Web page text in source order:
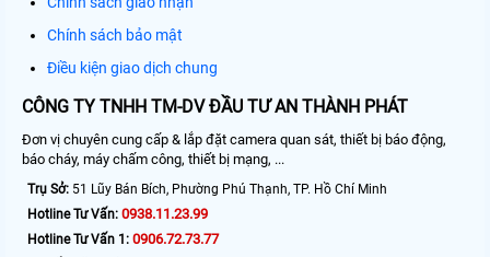
Chính sách bảo mật
Điều kiện giao dịch chung
CÔNG TY TNHH TM-DV ĐẦU TƯ AN THÀNH PHÁT
Đơn vị chuyên cung cấp & lắp đặt camera quan sát, thiết bị báo động,
báo cháy, máy chấm công, thiết bị mạng, ...
Trụ Sở: 51 Lũy Bán Bích, Phường Phú Thạnh, TP. Hồ Chí Minh
Hotline Tư Vấn: 0938.11.23.99
Hotline Tư Vấn 1: 0906.72.73.77